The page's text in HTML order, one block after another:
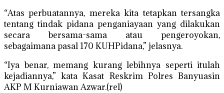
“Atas perbuatannya, mereka kita tetapkan tersangka
tentang tindak pidana penganiayaan yang dilakukan
secara bersama-sama atau pengeroyokan,
sebagaimana pasal 170 KUHPidana,” jelasnya.
“Iya benar, memang kurang lebihnya seperti itulah
kejadiannya,” kata Kasat Reskrim Polres Banyuasin
AKP M Kurniawan Azwar.(rel)